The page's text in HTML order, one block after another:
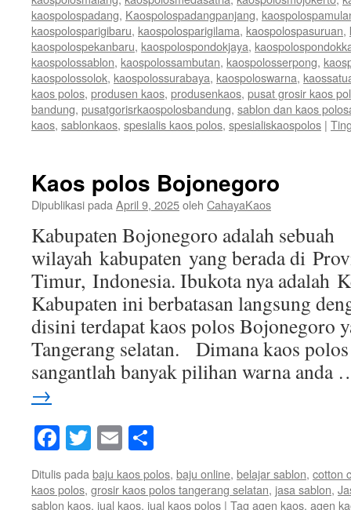
kaospolospadang, Kaospolospadangpanjang,
kaospolosparigibaru, kaospolosparigilama, kaospolospasuruan,
kaospolospekanbaru, kaospolospondokjaya,
kaospolossablon, kaospolossambutan, kaospolosserpong,
kaospolossolok, kaospolossurabaya, kaospoloswarna,
kaos polos, produsen kaos, produsenkaos, pusat grosir kaos
bandung, pusatgorisrkaospolosbandung, sablon dan kaos
kaos, sablonkaos, spesialis kaos polos, spesialiskaospolos |
Kaos polos Bojonegoro
Dipublikasi padaApril 9, 2025oleh CahayaKaos
Kabupaten Bojonegoro adalah sebuah
wilayah kabupaten yang berada di
Timur, Indonesia. Ibukota nya adalah
Kabupaten ini berbatasan langsung
disini terdapat kaos polos Bojonegoro
Tangerang selatan. Dimana kaos
sangantlah banyak pilihan warna
→
Facebook
Twitter
Email
Ditulis pada baju kaos polos, baju online, belajar sablon, cotton
kaos polos, grosir kaos polos tangerang selatan, jasa sablon,
sablon kaos, jual kaos, jual kaos polos | Tag agen kaos, agen